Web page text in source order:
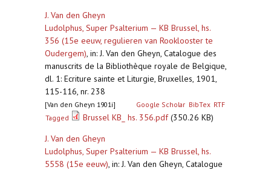
J. Van den Gheyn
Ludolphus, Super Psalterium — KB Brussel, hs.
356 (15e eeuw, regulieren van Rooklooster te
Oudergem), in: J. Van den Gheyn, Catalogue des
manuscrits de la Bibliothèque royale de Belgique,
dl. 1: Ecriture sainte et Liturgie, Bruxelles, 1901,
115-116, nr. 238
[Van den Gheyn 1901i] Google Scholar BibTex RTF
Tagged
Brussel KB_ hs. 356.pdf(350.26 KB)
J. Van den Gheyn
Ludolphus, Super Psalterium — KB Brussel, hs.
5558 (15e eeuw), in: J. Van den Gheyn, Catalogue